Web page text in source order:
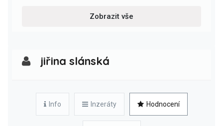
Zobrazit vše
jiřina slánská
Info Inzeráty Hodnocení